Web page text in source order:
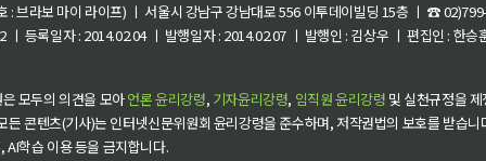
: 브라보 마이 라이프) ㅣ 서울시 강남구 강남대로 556 이투데이빌딩 15층 ㅣ ☎
ㅣ 등록일자 : 2014.02.04 ㅣ 발행일자 : 2014.02.07 ㅣ 발행인 : 김상우 ㅣ 편집인 : 한
모두의 의견을 모아언론 윤리강령, 기자윤리강령, 임직원 윤리강령 및 실천규정을
든 콘텐츠(기사)는 인터넷신문위원회 윤리강령을 준수하며, 저작권법의 보호를 받습니
AI학습 이용 등을 금지합니다.